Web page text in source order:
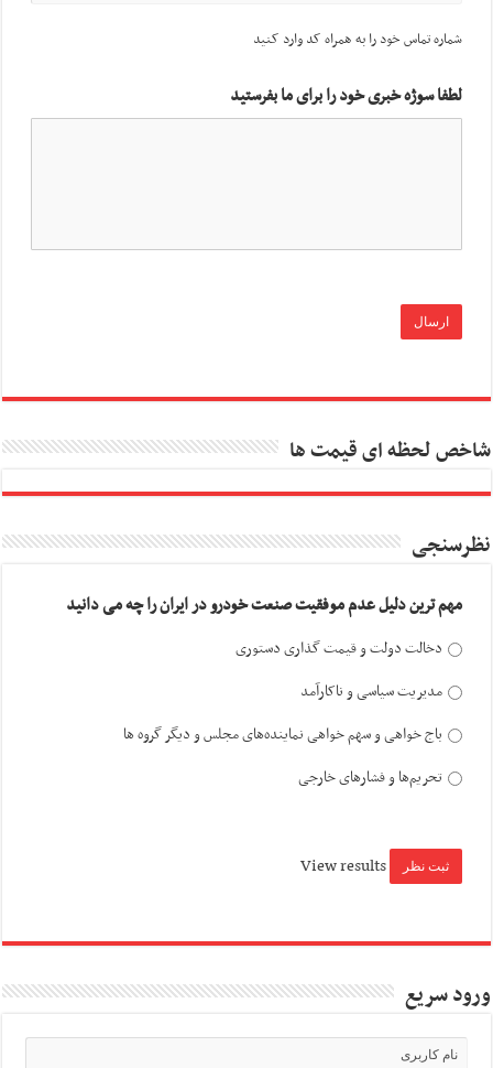
شماره تماس خود را به همراه کد وارد کنید
لطفا سوژه خبری خود را برای ما بفرستید
شاخص لحظه ای قیمت ها
نظرسنجی
مهم ترین دلیل عدم موفقیت صنعت خودرو در ایران را چه می دانید
دخالت دولت و قیمت گذاری دستوری
مدیریت سیاسی و ناکارآمد
باج خواهی و سهم خواهی نماینده‌های مجلس و دیگر گروه ها
تحریم‌ها و فشارهای خارجی
View results
ورود سریع